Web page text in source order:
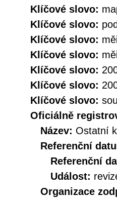
Klíčové slovo:
Klíčové slovo:
Klíčové slovo:
Klíčové slovo:
Klíčové slovo:
Klíčové slovo:
Klíčové slovo:
Oficiálně
Název: Ostatní
Referenční
Referenční
Událost:
Organizace